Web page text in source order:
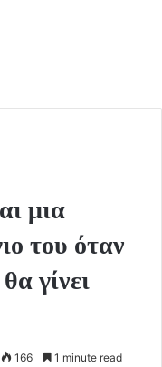
μια
του όταν
γίνει
166 1 minute read